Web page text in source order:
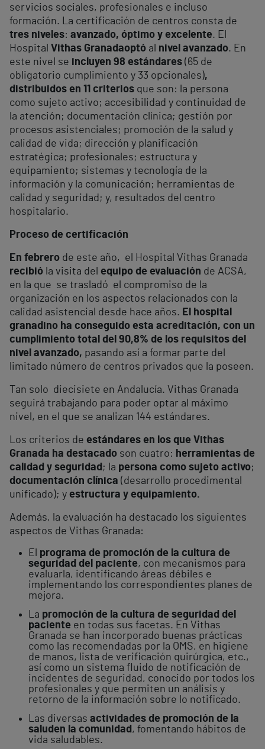
servicios sociales, profesionales e incluso
formación. La certificación de centros consta de
tres niveles: avanzado, óptimo y excelente. El
Hospital Vithas Granadaoptó al nivel avanzado. En
este nivel se
incluyen 98 estándares (65 de
obligatorio cumplimiento y 33 opcionales),
distribuidos en 11 criterios que son: la persona
como sujeto activo; accesibilidad y continuidad de
la atención; documentación clínica; gestión por
procesos asistenciales; promoción de la salud y
calidad de vida; dirección y planificación
estratégica; profesionales; estructura y
equipamiento; sistemas y tecnología de la
información y la comunicación; herramientas de
calidad y seguridad; y, resultados del centro
hospitalario.
Proceso de certificación
En febrero de este año, el Hospital Vithas Granada
recibió la visita del equipo de evaluación de ACSA,
en la que se trasladó el compromiso de la
organización en los aspectos relacionados con la
calidad asistencial desde hace años. El hospital
granadino ha conseguido esta acreditación, con un
cumplimiento total del 90,8% de los requisitos del
nivel avanzado, pasando así a formar parte del
limitado número de centros privados que la poseen.
Tan solo diecisiete en Andalucía. Vithas Granada
seguirá trabajando para poder optar al máximo
nivel, en el que se analizan 144 estándares.
Los criterios de estándares en los que Vithas
Granada ha destacado son cuatro: herramientas de
calidad y seguridad ; la persona como sujeto activo;
documentación clínica (desarrollo procedimental
unificado); y estructura y equipamiento.
Además, la evaluación ha destacado los siguientes
aspectos de Vithas Granada:
El programa de promoción de la cultura de
seguridad del paciente, con mecanismos para
evaluarla, identificando áreas débiles e
implementando los correspondientes planes de
mejora.
La promoción de la cultura de seguridad del
paciente en todas sus facetas. En Vithas
Granada se han incorporado buenas prácticas
como las recomendadas por la OMS, en higiene
de manos, lista de verificación quirúrgica, etc.,
así como un sistema fluido de notificación de
incidentes de seguridad, conocido por todos los
profesionales y que permiten un análisis y
retorno de la información sobre lo notificado.
Las diversas actividades de promoción de la
saluden la comunidad , fomentando hábitos de
vida saludables.